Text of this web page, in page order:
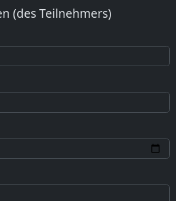
(des Teilnehmers)